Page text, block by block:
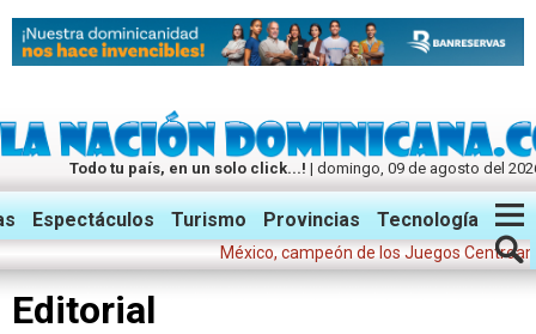
Todo tu país, en un solo click...! | domingo, 09 de agosto del
Twitter Facebook Instagram
Espectáculos Turismo Provincias Tecnología
México, campeón de los Juegos
Editorial